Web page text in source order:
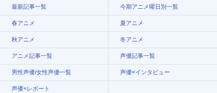
最新記事一覧 今期アニメ曜日別一覧
春アニメ 夏アニメ
秋アニメ 冬アニメ
アニメ記事一覧 声優記事一覧
男性声優/女性声優一覧 声優×インタビュー
声優×レポート